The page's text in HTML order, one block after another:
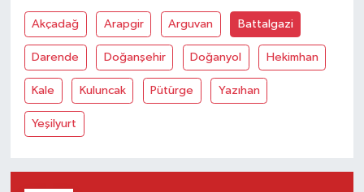
Akçadağ Arapgir Arguvan Battalgazi
Darende Doğanşehir Doğanyol Hekimhan
Kale Kuluncak Pütürge Yazıhan
Yeşilyurt